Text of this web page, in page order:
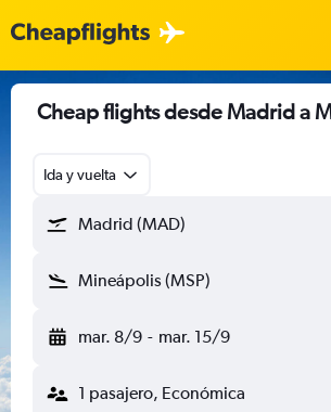
Cheap flights desde Madrid a
Ida y vuelta
Madrid (MAD)
Mineápolis (MSP)
mar. 8/9 - mar. 15/9
1 pasajero, Económica